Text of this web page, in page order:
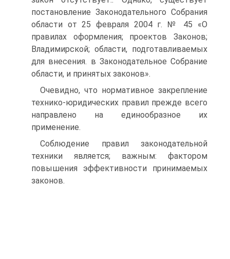
постановление Законодательного Собрания
области от 25 февраля 2004 г. № 45 «О
правилах оформления; проектов Законов;
Владимирской; области, подготавливаемых
для внесения. в Законодательное Собрание
области, и принятых законов».
Очевидно, что нормативное закрепление
технико-юридических правил прежде всего
направлено на единообразное их
применение.
Соблюдение правил законодательной
техники является; важным: фактором
повышения эффективности принимаемых
законов.